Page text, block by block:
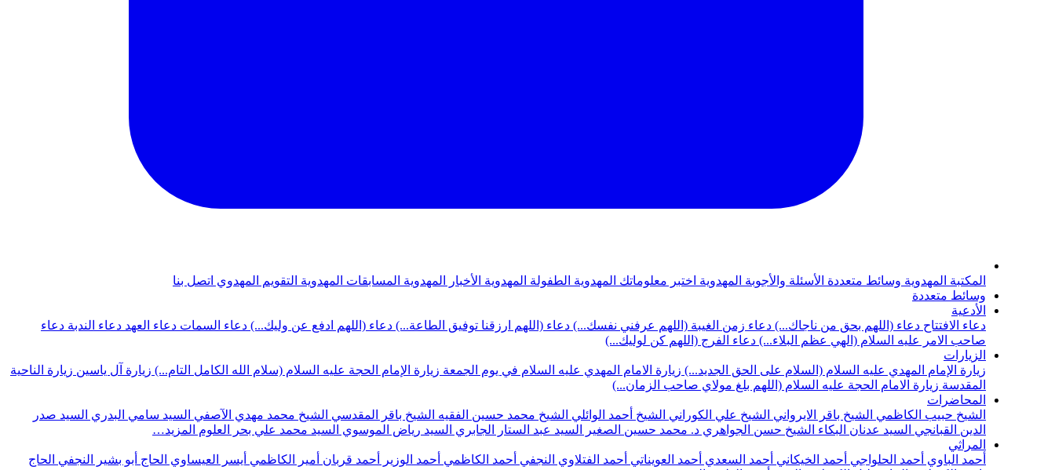
المكتبة المهدوية وسائط متعددة الأسئلة والأجوبة المهدوية اختبر معلوماتك المهدوية الطفولة المهدوية الأخبار المهدوية المسابقات المهدوية التقويم المهدوي اتصل بنا
وسائط متعددة
الأدعية
دعاء الافتتاح دعاء (اللهم بحق من ناجاك...) دعاء زمن الغيبة (اللهم عرفني نفسك...) دعاء (اللهم ارزقنا توفيق الطاعة...) دعاء (اللهم ادفع عن وليك...) دعاء السمات دعاء العهد دعاء الندبة دعاء
صاحب الامر عليه السلام (الهي عظم البلاء...) دعاء الفرج (اللهم كن لوليك...)
الزيارات
زيارة الإمام المهدي عليه السلام (السلام على الحق الجديد...) زيارة الامام المهدي عليه السلام في يوم الجمعة زيارة الإمام الحجة عليه السلام (سلام الله الكامل التام...) زيارة آل ياسين زيارة الناحية
المقدسة زيارة الامام الحجة عليه السلام (اللهم بلغ مولاي صاحب الزمان...)
المحاضرات
الشيخ حبيب الكاظمي الشيخ باقر الايرواني الشيخ علي الكوراني الشيخ أحمد الوائلي الشيخ محمد حسين الفقيه الشيخ باقر المقدسي الشيخ محمد مهدي الآصفي السيد سامي البدري السيد صدر
الدين القبانجي السيد عدنان البكاء الشيخ حسن الجواهري د. محمد حسين الصغير السيد عبد الستار الجابري السيد رياض الموسوي السيد محمد علي بحر العلوم المزيد…
المراثي
أحمد الباوي أحمد الحلواجي أحمد الخيكاني أحمد السعدي أحمد العويناتي أحمد الفتلاوي النجفي أحمد الكاظمي أحمد الوزير أحمد قربان أمير الكاظمي أيسر العيساوي الحاج أبو بشير النجفي الحاج